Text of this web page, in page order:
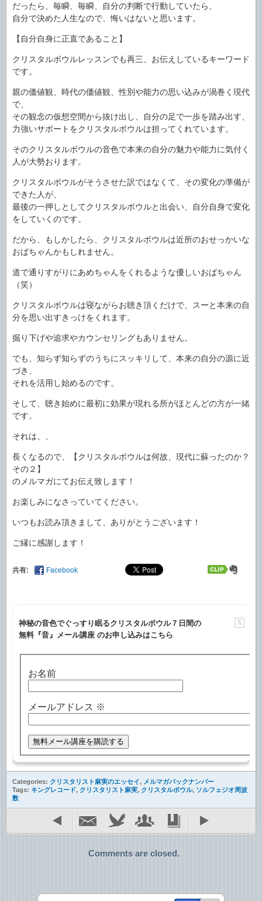
だったら、毎瞬、毎瞬、自分の判断で行動していたら、
自分で決めた人生なので、悔いはないと思います。
【自分自身に正直であること】
クリスタルボウルレッスンでも再三、お伝えしているキーワード
です。
親の価値観、時代の価値観、性別や能力の思い込みが渦巻く現代
で、
その観念の仮想空間から抜け出し、自分の足で一歩を踏み出す、
力強いサポートをクリスタルボウルは担ってくれています。
そのクリスタルボウルの音色で本来の自分の魅力や能力に気付く
人が大勢おります。
クリスタルボウルがそうさせた訳ではなくて、その変化の準備が
できた人が、
最後の一押しとしてクリスタルボウルと出会い、自分自身で変化
をしていくのです。
だから、もしかしたら、クリスタルボウルは近所のおせっかいな
おばちゃんかもしれません。
道で通りすがりにあめちゃんをくれるような優しいおばちゃん
（笑）
クリスタルボウルは寝ながらお聴き頂くだけで、スーと本来の自
分を思い出すきっけをくれます。
掘り下げや追求やカウンセリングもありません。
でも、知らず知らずのうちにスッキリして、本来の自分の源に近
づき、
それを活用し始めるのです。
そして、聴き始めに最初に効果が現れる所がほとんどの方が一緒
です。
それは、、
長くなるので、【クリスタルボウルは何故、現代に蘇ったのか？
その２】
のメルマガにてお伝え致します！
お楽しみになさっていてください。
いつもお読み頂きまして、ありがとうございます！
ご縁に感謝します！
共有: Facebook
X
神秘の音色でぐっすり眠るクリスタルボウル７日間の
無料『音』メール講座 のお申し込みはこちら
お名前
メールアドレス ※
Categories: クリスタリスト麻実のエッセイ, メルマガバックナンバー
Tags: キングレコード, クリスタリスト麻実, クリスタルボウル, ソルフェジオ周波
数
Comments are closed.